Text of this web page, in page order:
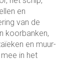
en
van de
koor­banken,
en muur­
in het